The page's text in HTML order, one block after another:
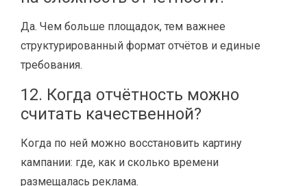
Да. Чем больше площадок, тем важнее
структурированный формат отчётов и единые
требования.
12. Когда отчётность можно
считать качественной?
Когда по ней можно восстановить картину
кампании: где, как и сколько времени
размещалась реклама.